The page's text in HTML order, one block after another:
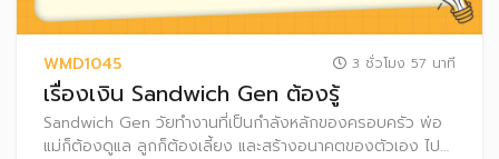
WMD1045 3 ชั่วโมง 57 นาที
เรื่องเงิน Sandwich Gen ต้องรู้
Sandwich Gen วัยทำงานที่เป็นกำลังหลักของครอบครัว พ่อ
แม่ก็ต้องดูแล ลูกก็ต้องเลี้ยง และสร้างอนาคตของตัวเอง ไป